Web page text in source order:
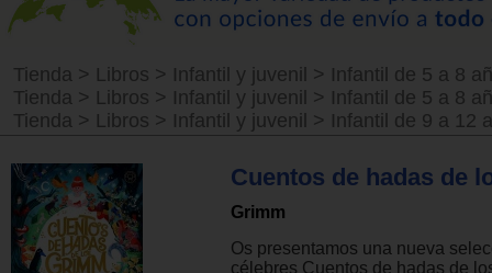
Tienda > Libros > Infantil y juvenil > Infantil de 5 a 8
Tienda > Libros > Infantil y juvenil > Infantil de 5 a 8
Tienda > Libros > Infantil y juvenil > Infantil de 9 a 12
Cuentos de hadas de
Grimm
Os presentamos una nueva
célebres Cuentos de hadas de